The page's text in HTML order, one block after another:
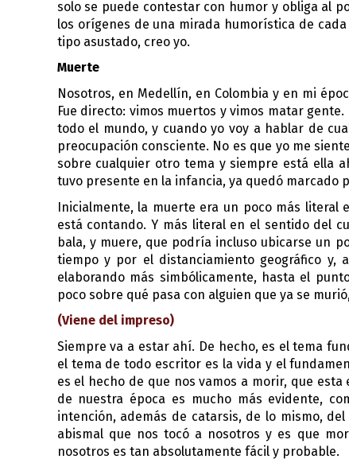
solo se puede contestar con humor y obliga al
los orígenes de una mirada humorística de
tipo asustado, creo yo.
Muerte
Nosotros, en Medellín, en Colombia y en mi
Fue directo: vimos muertos y vimos matar
todo el mundo, y cuando yo voy a hablar de
preocupación consciente. No es que yo me
sobre cualquier otro tema y siempre está ella
tuvo presente en la infancia, ya quedó marcado
Inicialmente, la muerte era un poco más literal
está contando. Y más literal en el sentido del
bala, y muere, que podría incluso ubicarse un
tiempo y por el distanciamiento geográfico y,
elaborando más simbólicamente, hasta el
poco sobre qué pasa con alguien que ya se
(Viene del impreso)
Siempre va a estar ahí. De hecho, es el tema
el tema de todo escritor es la vida y el
es el hecho de que nos vamos a morir, que
de nuestra época es mucho más evidente,
intención, además de catarsis, de lo mismo,
abismal que nos tocó a nosotros y es que
nosotros es tan absolutamente fácil y probable.